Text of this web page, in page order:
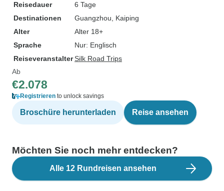
Reisedauer
6 Tage
Destinationen
Guangzhou , Kaiping
Alter
Alter 18+
Sprache
Nur: Englisch
ReiseveranstalterSilk Road Trips
Ab
€2.078
Registrieren to unlock savings
Broschüre herunterladen Reise ansehen
Möchten Sie noch mehr entdecken?
Alle 12 Rundreisen ansehen